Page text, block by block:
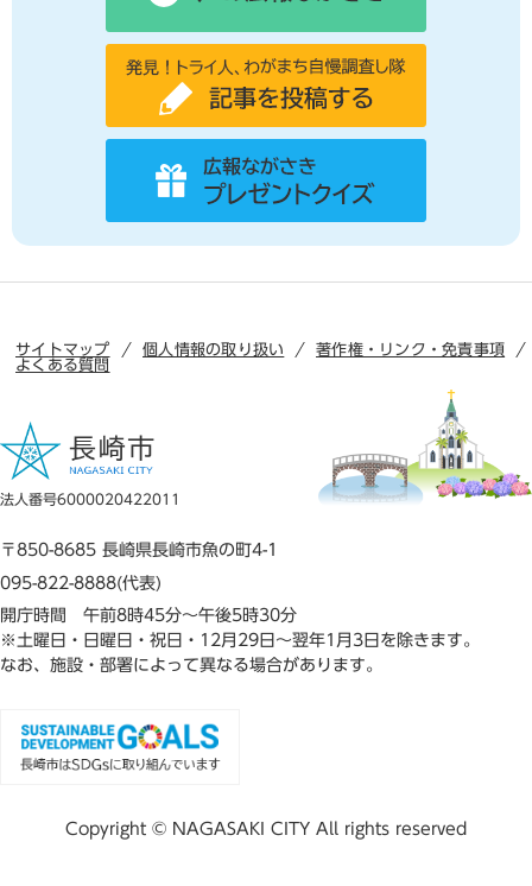
サイトマップ 個人情報の取り扱い
著作権・リンク・免責事項
よくある質問
法人番号6000020422011
〒850-8685 長崎県長崎市魚の町4-1
095-822-8888(代表)
開庁時間 午前8時45分～午後5時30分
※土曜日・日曜日・祝日・12月29日～翌年1月3日を除きます。
なお、施設・部署によって異なる場合があります。
Copyright © NAGASAKI CITY All rights reserved